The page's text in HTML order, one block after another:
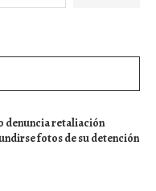
denuncia retaliación
fotos de su detención